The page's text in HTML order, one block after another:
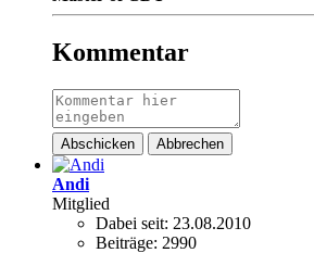
Kommentar
Abschicken Abbrechen
Andi
Mitglied
Dabei seit: 23.08.2010
Beiträge: 2990